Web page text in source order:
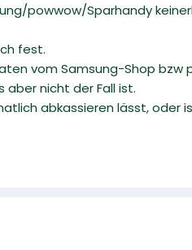
powwow/Sparhandy
fest.
vom Samsung-Shop
nicht der Fall ist.
abkassieren lässt, oder